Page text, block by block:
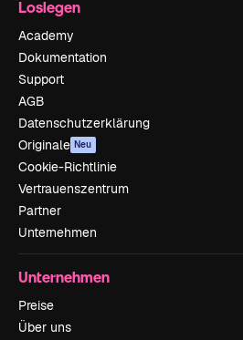
Loslegen
Academy
Dokumentation
Support
AGB
Datenschutzerklärung
Originale Neu
Cookie-Richtlinie
Vertrauenszentrum
Partner
Unternehmen
Unternehmen
Preise
Über uns